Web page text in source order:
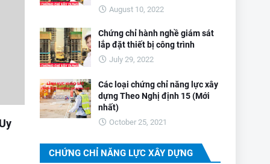
August 10, 2022
Chứng chỉ hành nghề giám sát
lắp đặt thiết bị công trình
July 29, 2022
Các loại chứng chỉ năng lực xây
dựng Theo Nghị định 15 (Mới
nhất)
October 25, 2021
CHỨNG CHỈ NĂNG LỰC XÂY DỰNG